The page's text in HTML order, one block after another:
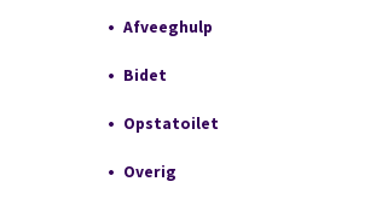
Afveeghulp
Bidet
Opstatoilet
Overig